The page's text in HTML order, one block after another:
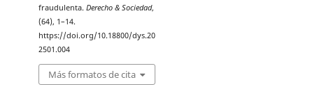
fraudulenta. Derecho & Sociedad,
(64), 1–14.
https://doi.org/10.18800/dys.20
2501.004
Más formatos de cita